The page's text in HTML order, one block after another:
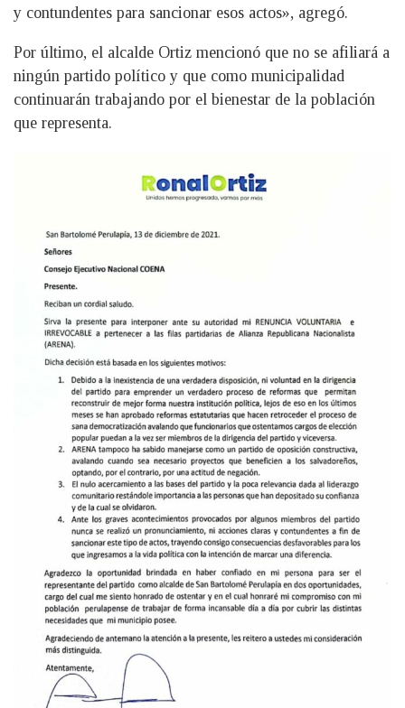
y contundentes para sancionar esos actos», agregó.
Por último, el alcalde Ortiz mencionó que no se afiliará a
ningún partido político y que como municipalidad
continuarán trabajando por el bienestar de la población
que representa.